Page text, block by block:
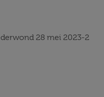
28 mei 2023-2